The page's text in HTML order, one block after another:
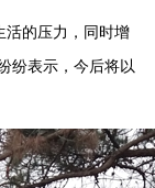
活的压力，同时增
纷表示，今后将以